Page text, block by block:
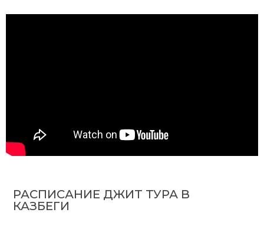
РАСПИСАНИЕ ДЖИТ ТУРА В
КАЗБЕГИ